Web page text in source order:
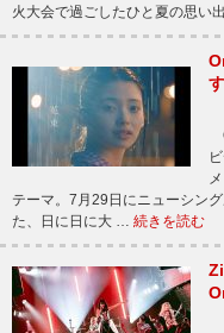
火大会で過ごしたひと夏の思い
テーマ。7月29日にニューシン
た、日に日に大 … 続きを読む